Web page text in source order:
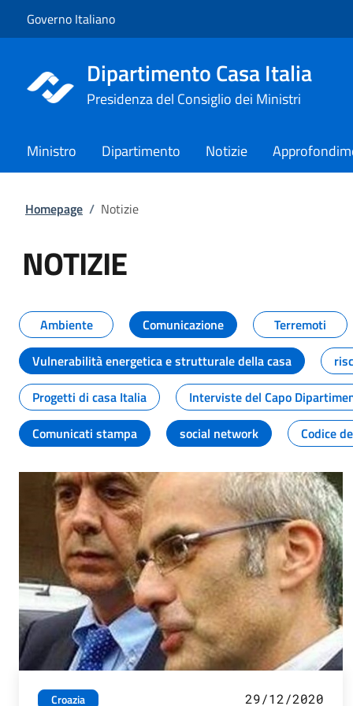
Governo Italiano
Dipartimento Casa Italia
Presidenza del Consiglio dei Ministri
Ministro Dipartimento Notizie
Homepage / Notizie
NOTIZIE
Tutti i contenuti della pagina
Ambiente Comunicazione
Terremoti
Vulnerabilità energetica e strutturale della casa
Progetti di casa Italia
Interviste del Capo
Comunicati stampa
social network Codice
Croazia 29/12/2020